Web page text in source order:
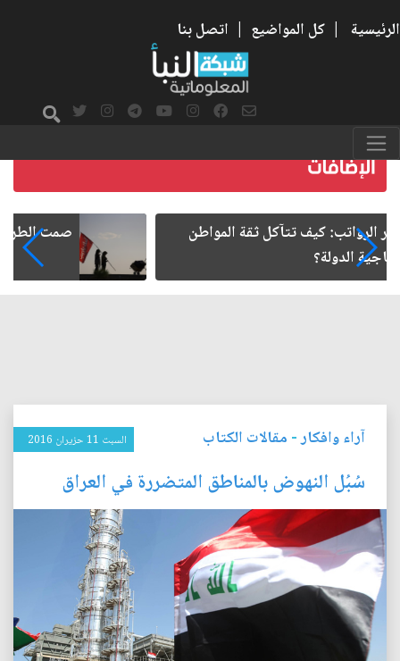
الرئيسية | كل المواضيع | اتصل بنا
صمت الطريق بعد الأربعين
آراء وافكار- مقالات الكتاب السبت 11 حزيران 2016
سُبُل النهوض بالمناطق المتضررة في العراق